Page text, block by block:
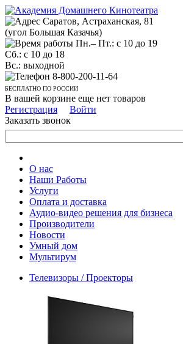
Саратов, Астраханская, 81
(угол Большая Казачья)
Пн.– Пт.: с 10 до 19
Сб.: с 10 до 18
Вс.: выходной
8-800-200-11-64
БЕСПЛАТНО ПО РОССИИ
В вашей корзине еще нет товаров
Регистрация
Войти
Заказать звонок
О нас
Наши Работы
Услуги
Оплата и доставка
Аудио-видео решения для бизнеса
Производители
Новости
Умный дом
Мультирум
Телевизоры / Проекторы